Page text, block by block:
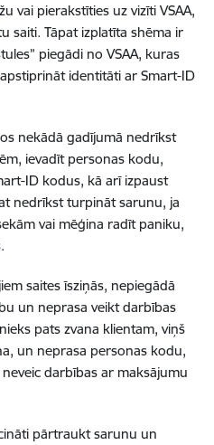
vai pierakstīties uz vizīti VSAA,
saiti. Tāpat izplatīta shēma ir
piegādi no VSAA, kuras
identitāti ar Smart-ID
nekādā gadījumā nedrīkst
ievadīt personas kodu,
ID kodus, kā arī izpaust
nedrīkst turpināt sarunu, ja
vai mēģina radīt paniku,
saites īsziņās, nepiegādā
un neprasa veikt darbības
pats zvana klientam, viņš
un neprasa personas kodu,
darbības ar maksājumu
pārtraukt sarunu un